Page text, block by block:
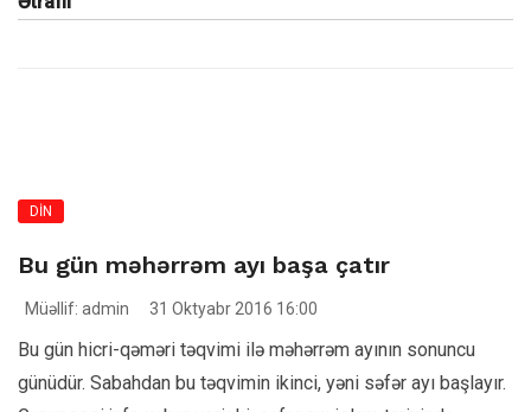
DİN
Bu gün məhərrəm ayı başa çatır
Müəllif: admin 31 Oktyabr 2016 16:00
Bu gün hicri-qəməri təqvimi ilə məhərrəm ayının sonuncu
günüdür. Sabahdan bu təqvimin ikinci, yəni səfər ayı başlayır.